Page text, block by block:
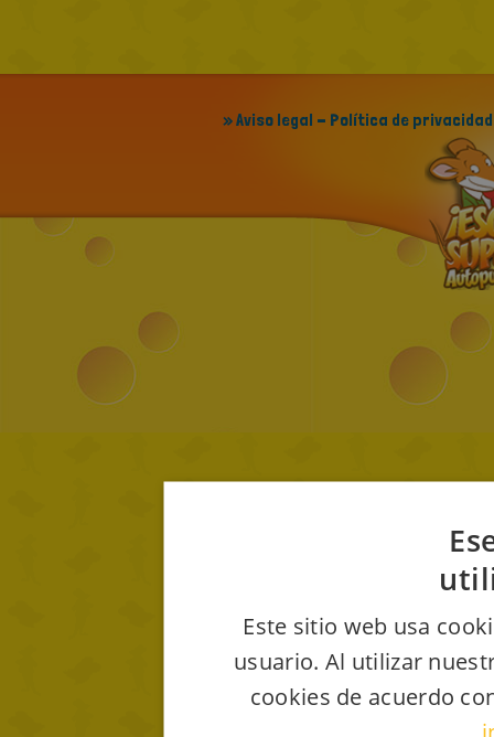
» Aviso legal - Política de privacidad
Este sitio web usa
usuario. Al utilizar
cookies de acuerdo